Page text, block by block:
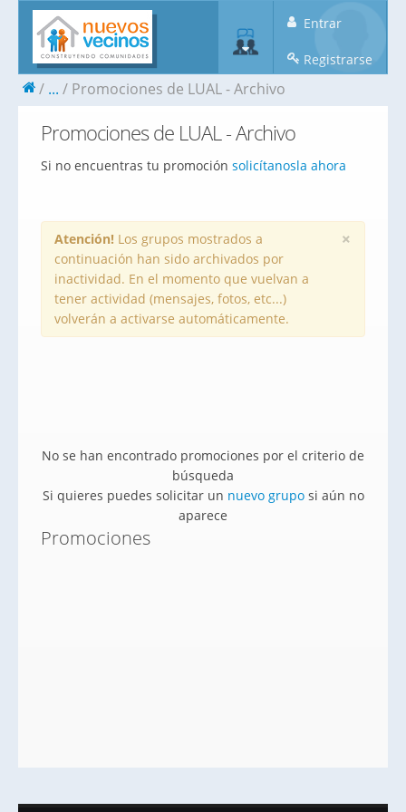
Entrar
Registrarse
... Promociones de LUAL - Archivo
Promociones de LUAL - Archivo
Si no encuentras tu promoción solicítanosla ahora
×
Atención! Los grupos mostrados a
continuación han sido archivados por
inactividad. En el momento que vuelvan a
tener actividad (mensajes, fotos, etc...)
volverán a activarse automáticamente.
No se han encontrado promociones por el criterio de
búsqueda
Si quieres puedes solicitar un nuevo gruposi aún no
aparece
Promociones